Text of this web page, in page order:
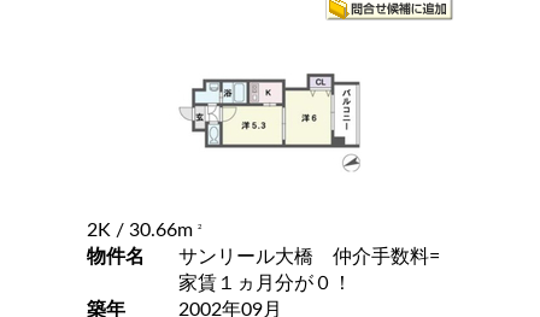
2K / 30.66m 2
物件名
サンリール大橋 仲介手数料=
家賃１ヵ月分が０！
築年
2002年09月